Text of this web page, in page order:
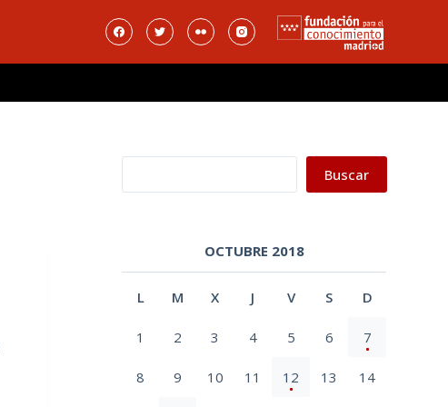
Buscar
OCTUBRE 2018
L M X J V S D
1 2 3 4 5 6 7
8 9 10 11 12 13 14